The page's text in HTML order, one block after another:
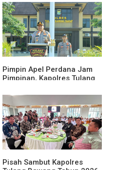
Pimpin Apel Perdana Jam
Pimpinan, Kapolres Tulang
dan Penekanan Pada
Personil
Pisah Sambut Kapolres